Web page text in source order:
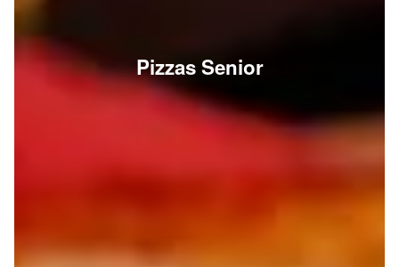
Pizzas Senior